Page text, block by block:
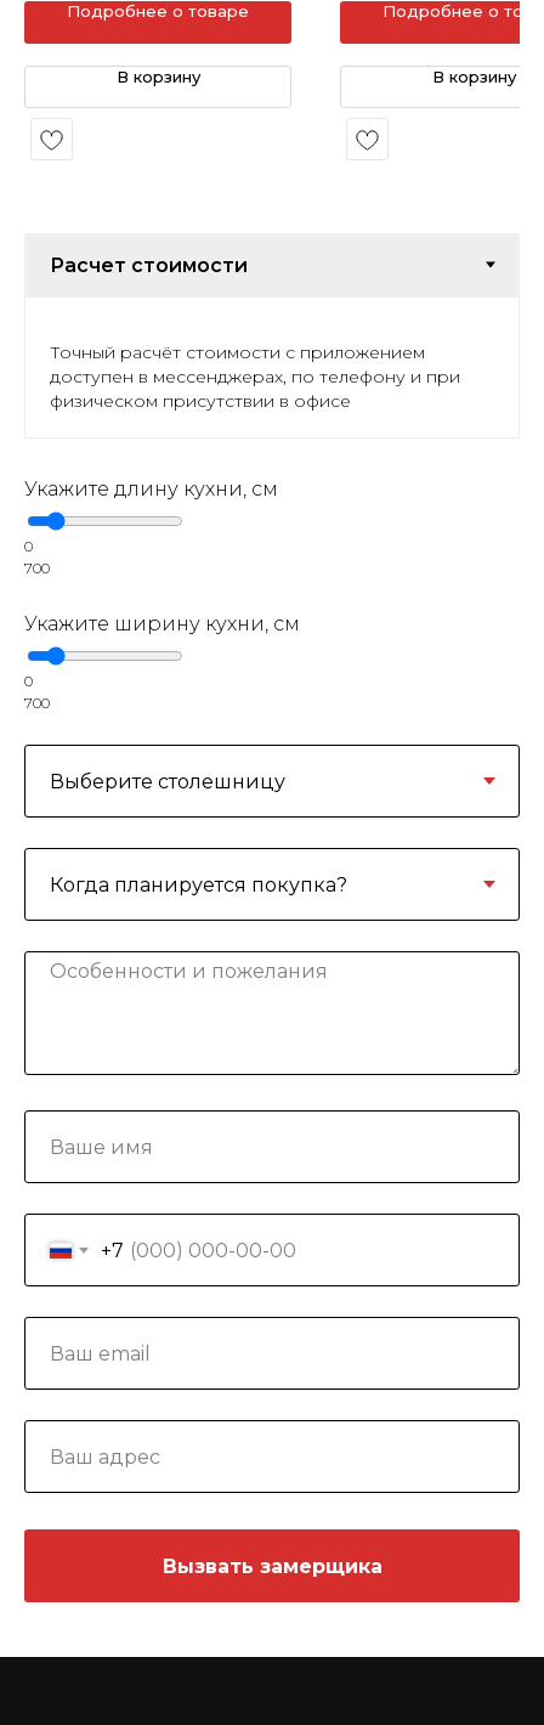
Подробнее о товаре
В корзину
Подробнее о
В корзину
Точный расчёт стоимости с приложением
доступен в мессенджерах, по телефону и при
физическом присутствии в офисе
Укажите длину кухни, см
0
700
Укажите ширину кухни, см
0
700
+7
Вызвать замерщика